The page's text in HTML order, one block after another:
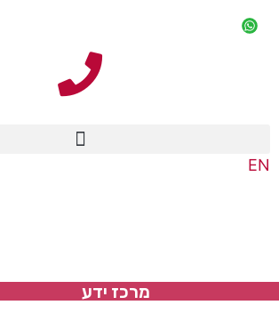
EN
מרכז ידע